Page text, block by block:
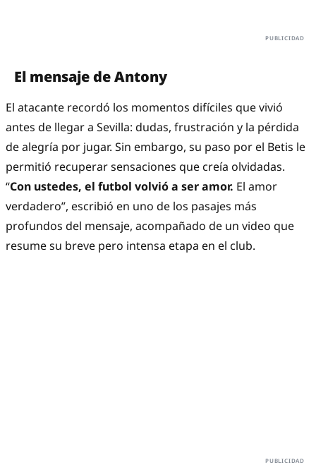
El mensaje de Antony
El atacante recordó los momentos difíciles que vivió
antes de llegar a Sevilla: dudas, frustración y la pérdida
de alegría por jugar. Sin embargo, su paso por el Betis le
permitió recuperar sensaciones que creía olvidadas.
“Con ustedes, el futbol volvió a ser amor. El amor
verdadero”, escribió en uno de los pasajes más
profundos del mensaje, acompañado de un video que
resume su breve pero intensa etapa en el club.